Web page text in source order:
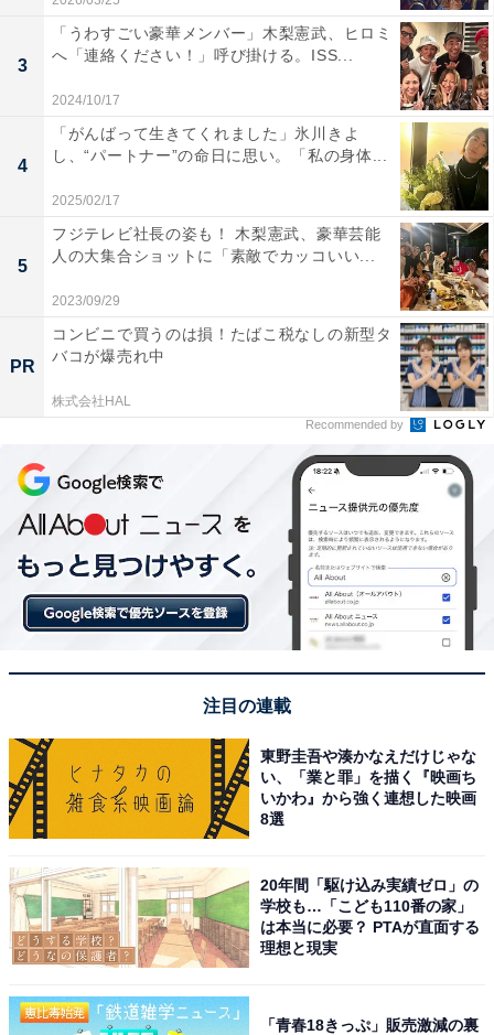
3
「うわすごい豪華メンバー」木梨憲武、ヒロミ
へ「連絡ください！」呼び掛ける。ISS...
2024/10/17
4
「がんばって生きてくれました」氷川きよ
し、“パートナー”の命日に思い。「私の身体...
2025/02/17
5
フジテレビ社長の姿も！ 木梨憲武、豪華芸能
人の大集合ショットに「素敵でカッコいい...
2023/09/29
PR
コンビニで買うのは損！たばこ税なしの新型タ
バコが爆売れ中
株式会社HAL
Recommended by
注目の連載
東野圭吾や湊かなえだけじゃな
い、「業と罪」を描く『映画ち
いかわ』から強く連想した映画
8選
20年間「駆け込み実績ゼロ」の
学校も…「こども110番の家」
は本当に必要？ PTAが直面する
理想と現実
「青春18きっぷ」販売激減の裏